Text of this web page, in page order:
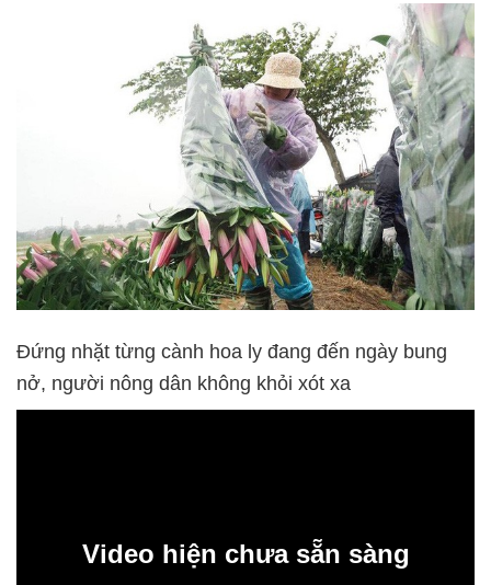
Đứng nhặt từng cành hoa ly đang đến ngày bung
nở, người nông dân không khỏi xót xa
Video hiện chưa sẵn sàng